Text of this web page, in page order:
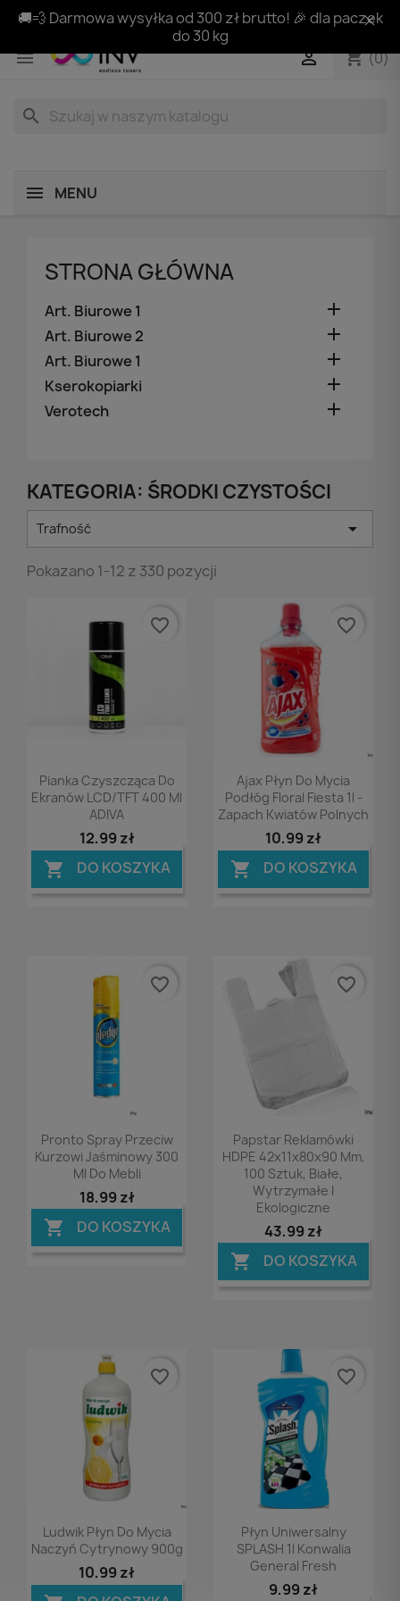
🚚💨 Darmowa wysyłka od 300 zł brutto! 🎉 dla paczek
do 30 kg
 shopping_cart(0)

search
MENU
STRONA GŁÓWNA
Art. Biurowe 1 
Art. Biurowe 2 
Art. Biurowe 1 
Kserokopiarki 
Verotech 
KATEGORIA: ŚRODKI CZYSTOŚCI
Trafność 
Pokazano 1-12 z 330 pozycji
Podgląd
Pianka Czyszcząca Do
Ekranów LCD/TFT 400 Ml
ADIVA
12,99 zł
 DO KOSZYKA
favorite_border
Podgląd
Ajax Płyn Do Mycia
Podłóg Floral Fiesta 1l -
Zapach Kwiatów Polnych
10,99 zł
 DO KOSZYKA
favorite_border
Podgląd
Pronto Spray Przeciw
Kurzowi Jaśminowy 300
Ml Do Mebli
18,99 zł
 DO KOSZYKA
favorite_border
Podgląd
Papstar Reklamówki
HDPE 42x11x80x90 Mm,
100 Sztuk, Białe,
Wytrzymałe I
Ekologiczne
43,99 zł
 DO KOSZYKA
favorite_border
Podgląd
Ludwik Płyn Do Mycia
Naczyń Cytrynowy 900g
10,99 zł
favorite_border
 Podgląd
Płyn Uniwersalny
SPLASH 1l Konwalia
General Fresh
9,99 zł
favorite_border